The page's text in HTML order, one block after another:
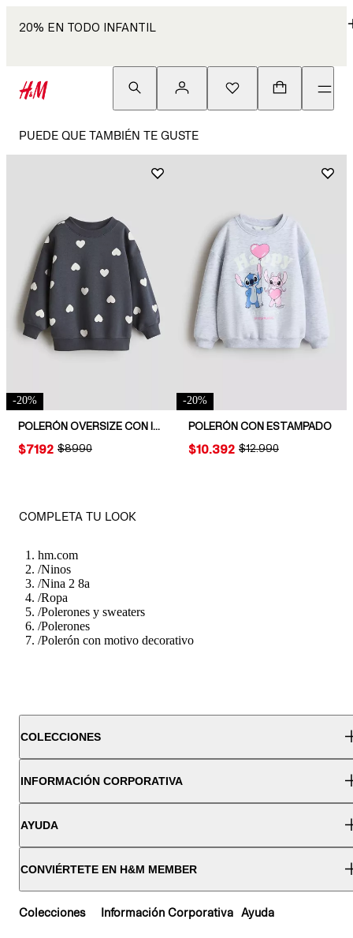
20% EN TODO INFANTIL
PUEDE QUE TAMBIÉN TE GUSTE
-20%
POLERÓN OVERSIZE CON INTERIOR CEPILLADO
ORIGINAL PRICE:
$8990
PRICE:
$7192
-20%
POLERÓN CON ESTAMPADO
ORIGINAL PRICE:
$12.990
PRICE:
$10.392
COMPLETA TU LOOK
hm.com
/Ninos
/Nina 2 8a
/Ropa
/Polerones y sweaters
/Polerones
/Polerón con motivo decorativo
COLECCIONES
INFORMACIÓN CORPORATIVA
AYUDA
CONVIÉRTETE EN H&M MEMBER
Colecciones Información Corporativa Ayuda